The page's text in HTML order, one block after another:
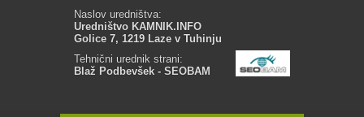
Naslov uredništva:
Uredništvo KAMNIK.INFO
Golice 7, 1219 Laze v Tuhinju
Tehnični urednik strani:
Blaž Podbevšek - SEOBAM